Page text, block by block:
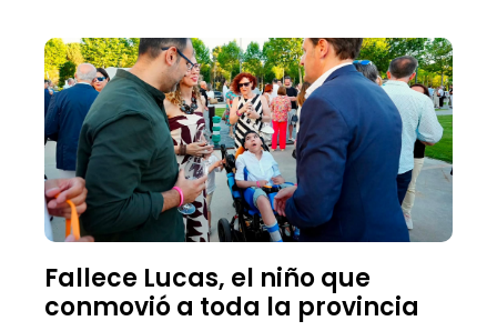
Fallece Lucas, el niño que
conmovió a toda la provincia